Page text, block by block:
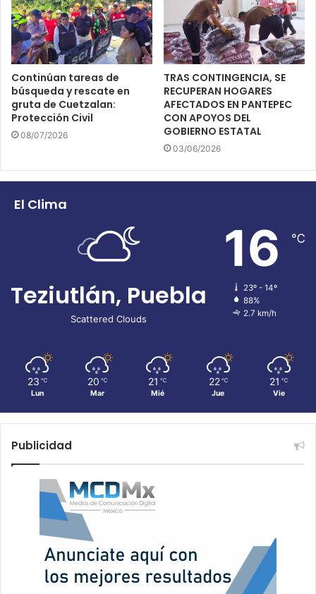
Continúan tareas de
búsqueda y rescate en
gruta de Cuetzalan:
Protección Civil
08/07/2026
TRAS CONTINGENCIA, SE
RECUPERAN HOGARES
AFECTADOS EN PANTEPEC
CON APOYOS DEL
GOBIERNO ESTATAL
03/06/2026
El Clima
Teziutlán, Puebla
Scattered Clouds
16 ℃
23º - 14º
88%
2.7 km/h
23 ℃
Lun
20 ℃
Mar
21 ℃
Mié
22 ℃
Jue
21 ℃
Vie
Publicidad